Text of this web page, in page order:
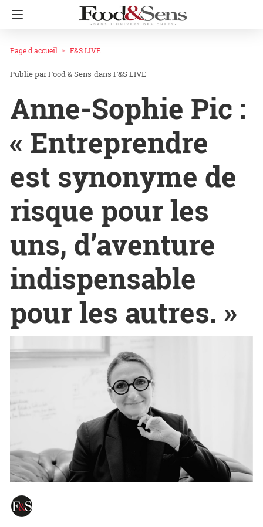
Page d'accueil F&S LIVE
Food & Sens dans F&S LIVE
Anne-Sophie Pic :
« Entreprendre
est synonyme de
risque pour les
uns, d’aventure
indispensable
pour les autres. »